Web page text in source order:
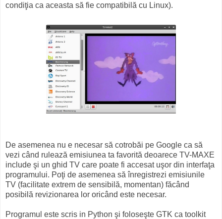
condiţia ca aceasta să fie compatibilă cu Linux).
De asemenea nu e necesar să cotrobăi pe Google ca să
vezi când rulează emisiunea ta favorită deoarece TV-MAXE
include şi un ghid TV care poate fi accesat uşor din interfaţa
programului. Poţi de asemenea să înregistrezi emisiunile
TV (facilitate extrem de sensibilă, momentan) făcând
posibilă revizionarea lor oricând este necesar.
Programul este scris in Python şi foloseşte GTK ca toolkit